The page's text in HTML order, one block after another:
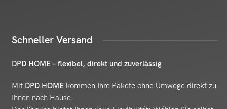
Schneller Versand
DPD HOME – flexibel, direkt und zuverlässig
Mit DPD HOME kommen Ihre Pakete ohne Umwege direkt zu
Ihnen nach Hause.